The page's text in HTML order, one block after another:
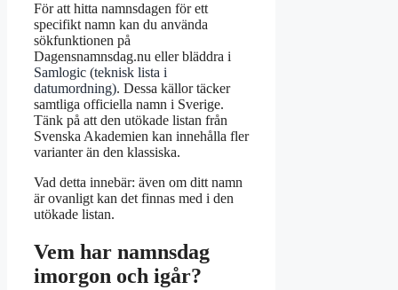
För att hitta namnsdagen för ett
specifikt namn kan du använda
sökfunktionen på
Dagensnamnsdag.nu eller bläddra i
Samlogic (teknisk lista i
datumordning). Dessa källor täcker
samtliga officiella namn i Sverige.
Tänk på att den utökade listan från
Svenska Akademien kan innehålla fler
varianter än den klassiska.
Vad detta innebär: även om ditt namn
är ovanligt kan det finnas med i den
utökade listan.
Vem har namnsdag
imorgon och igår?